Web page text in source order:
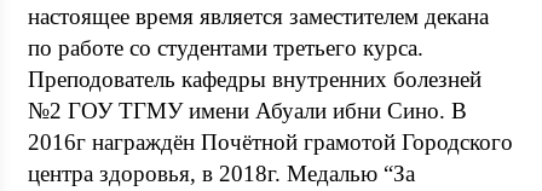
настоящее время является заместителем декана
по работе со студентами третьего курса.
Преподователь кафедры внутренних болезней
№2 ГОУ ТГМУ имени Абуали ибни Сино. В
2016г награждён Почётной грамотой Городского
центра здоровья, в 2018г. Медалью “За